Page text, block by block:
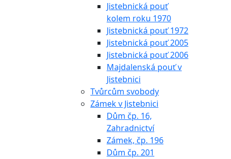
Jistebnická pouť
kolem roku 1970
Jistebnická pouť 1972
Jistebnická pouť 2005
Jistebnická pouť 2006
Majdalenská pouť v
Jistebnici
Tvůrcům svobody
Zámek v Jistebnici
Dům čp. 16,
Zahradnictví
Zámek, čp. 196
Dům čp. 201